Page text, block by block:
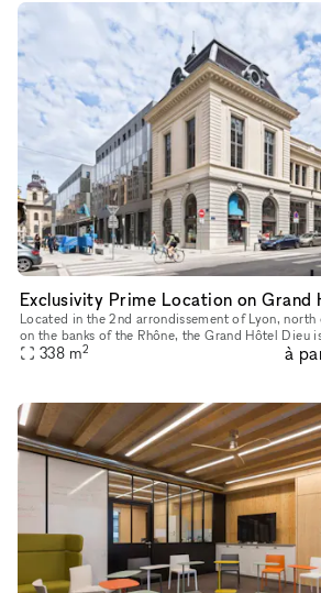
Exclusivity Prime Location on Grand
Located in the 2nd arrondissement of Lyon, north
on the banks of the Rhône, the Grand Hôtel Dieu
emblematic places. We offer several locations for
338 m2 à